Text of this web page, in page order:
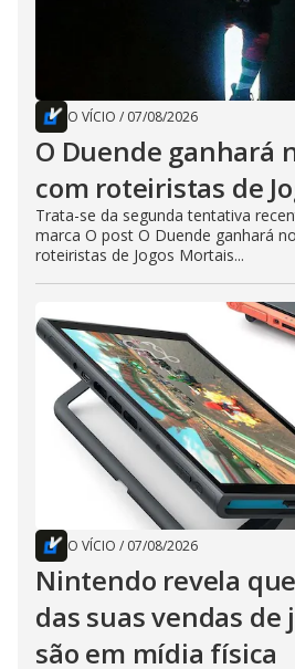
O VÍCIO / 07/08/2026
O Duende ganhará
com roteiristas de
Trata-se da segunda tentativa
marca O post O Duende ganhará
roteiristas de Jogos Mortais...
O VÍCIO / 07/08/2026
Nintendo revela
das suas vendas de
são em mídia física